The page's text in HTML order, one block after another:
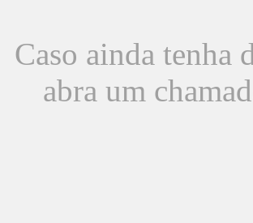
Caso ainda tenha
abra um